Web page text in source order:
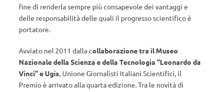
fine di renderla sempre più consapevole dei vantaggi e
delle responsabilità delle quali il progresso scientifico è
portatore.
Avviato nel 2011 dalla collaborazione tra il Museo
Nazionale della Scienza e della Tecnologia “Leonardo da
Vinci” e Ugis, Unione Giornalisti Italiani Scientifici, il
Premio è arrivato alla quarta edizione. Tra le novità di